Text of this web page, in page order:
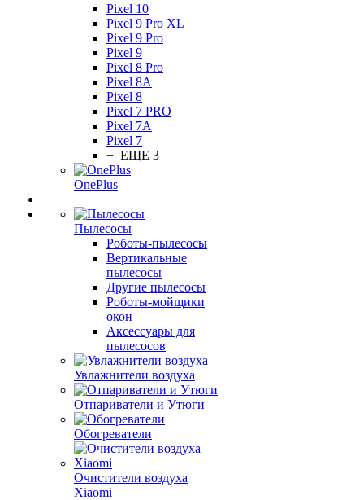
Pixel 10
Pixel 9 Pro XL
Pixel 9 Pro
Pixel 9
Pixel 8 Pro
Pixel 8A
Pixel 8
Pixel 7 PRO
Pixel 7A
Pixel 7
+ ЕЩЕ 3
OnePlus
Пылесосы
Роботы-пылесосы
Вертикальные
пылесосы
Другие пылесосы
Роботы-мойщики
окон
Аксессуары для
пылесосов
Увлажнители воздуха
Отпариватели и Утюги
Обогреватели
Очистители воздуха
Xiaomi